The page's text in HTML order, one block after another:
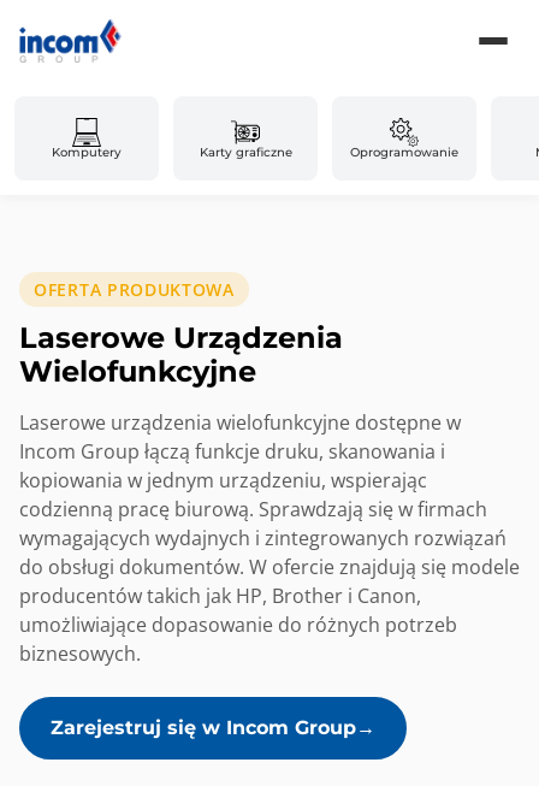
Komputery Karty graficzne Oprogramowanie
OFERTA PRODUKTOWA
Laserowe Urządzenia
Wielofunkcyjne
Laserowe urządzenia wielofunkcyjne dostępne w
Incom Group łączą funkcje druku, skanowania i
kopiowania w jednym urządzeniu, wspierając
codzienną pracę biurową. Sprawdzają się w firmach
wymagających wydajnych i zintegrowanych rozwiązań
do obsługi dokumentów. W ofercie znajdują się modele
producentów takich jak HP, Brother i Canon,
umożliwiające dopasowanie do różnych potrzeb
biznesowych.
Zarejestruj się w Incom Group